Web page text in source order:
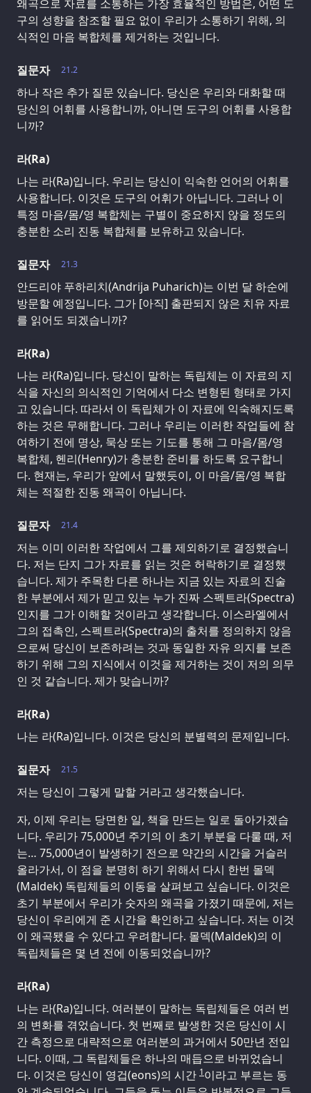
왜곡으로 자료를 소통하는 가장 효율적인 방법은, 어떤 도
구의 성향을 참조할 필요 없이 우리가 소통하기 위해, 의
식적인 마음 복합체를 제거하는 것입니다.
21.2
질문자
하나 작은 추가 질문 있습니다. 당신은 우리와 대화할 때
당신의 어휘를 사용합니까, 아니면 도구의 어휘를 사용합
니까?
라(Ra)
나는 라(Ra)입니다. 우리는 당신이 익숙한 언어의 어휘를
사용합니다. 이것은 도구의 어휘가 아닙니다. 그러나 이
특정 마음/몸/영 복합체는 구별이 중요하지 않을 정도의
충분한 소리 진동 복합체를 보유하고 있습니다.
21.3
질문자
안드리야 푸하리치(Andrija Puharich)는 이번 달 하순에
방문할 예정입니다. 그가 [아직] 출판되지 않은 치유 자료
를 읽어도 되겠습니까?
라(Ra)
나는 라(Ra)입니다. 당신이 말하는 독립체는 이 자료의 지
식을 자신의 의식적인 기억에서 다소 변형된 형태로 가지
고 있습니다. 따라서 이 독립체가 이 자료에 익숙해지도록
하는 것은 무해합니다. 그러나 우리는 이러한 작업들에 참
여하기 전에 명상, 묵상 또는 기도를 통해 그 마음/몸/영
복합체, 헨리(Henry)가 충분한 준비를 하도록 요구합니
다. 현재는, 우리가 앞에서 말했듯이, 이 마음/몸/영 복합
체는 적절한 진동 왜곡이 아닙니다.
21.4
질문자
저는 이미 이러한 작업에서 그를 제외하기로 결정했습니
다. 저는 단지 그가 자료를 읽는 것은 허락하기로 결정했
습니다. 제가 주목한 다른 하나는 지금 있는 자료의 진술
한 부분에서 제가 믿고 있는 누가 진짜 스펙트라(Spectra)
인지를 그가 이해할 것이라고 생각합니다. 이스라엘에서
그의 접촉인, 스펙트라(Spectra)의 출처를 정의하지 않음
으로써 당신이 보존하려는 것과 동일한 자유 의지를 보존
하기 위해 그의 지식에서 이것을 제거하는 것이 저의 의무
인 것 같습니다. 제가 맞습니까?
라(Ra)
나는 라(Ra)입니다. 이것은 당신의 분별력의 문제입니다.
21.5
질문자
저는 당신이 그렇게 말할 거라고 생각했습니다.
자, 이제 우리는 당면한 일, 책을 만드는 일로 돌아가겠습
니다. 우리가 75,000년 주기의 이 초기 부분을 다룰 때, 저
는… 75,000년이 발생하기 전으로 약간의 시간을 거슬러
올라가서, 이 점을 분명히 하기 위해서 다시 한번 몰덱
(Maldek) 독립체들의 이동을 살펴보고 싶습니다. 이것은
초기 부분에서 우리가 숫자의 왜곡을 가졌기 때문에, 저는
당신이 우리에게 준 시간을 확인하고 싶습니다. 저는 이것
이 왜곡됐을 수 있다고 우려합니다. 몰덱(Maldek)의 이
독립체들은 몇 년 전에 이동되었습니까?
라(Ra)
나는 라(Ra)입니다. 여러분이 말하는 독립체들은 여러 번
의 변화를 겪었습니다. 첫 번째로 발생한 것은 당신이 시
간 측정으로 대략적으로 여러분의 과거에서 50만년 전입
니다. 이때, 그 독립체들은 하나의 매듭으로 바뀌었습니
다. 이것은 당신이 영겁(eons)의 시간 1이라고 부르는 동